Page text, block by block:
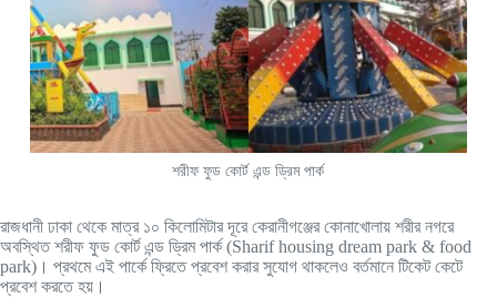
শরীফ ফুড কোর্ট এন্ড ড্রিম পার্ক
রাজধানী ঢাকা থেকে মাত্র ১০ কিলোমিটার দূরে কেরানীগঞ্জের কোনাখোলায় শরীর নগরে
অবস্থিত শরীফ ফুড কোর্ট এন্ড ড্রিম পার্ক (Sharif housing dream park & food
park)। প্রথমে এই পার্কে ফ্রিতে প্রবেশ করার সুযোগ থাকলেও বর্তমানে টিকেট কেটে
প্রবেশ করতে হয়।